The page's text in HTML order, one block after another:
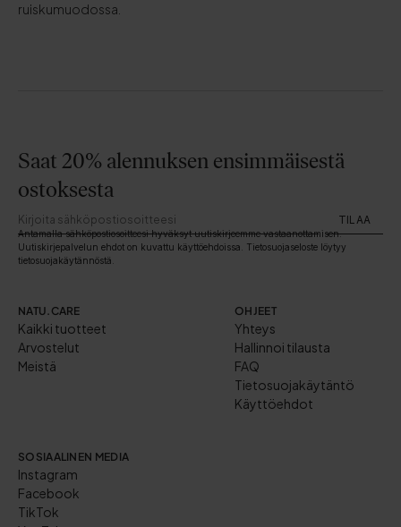
ruiskumuodossa.
NATU.CARE
Kaikki tuotteet
Arvostelut
Meistä
OHJEET
Yhteys
Hallinnoi tilausta
FAQ
Tietosuojakäytäntö
Käyttöehdot
SOSIAALINEN MEDIA
Instagram
Facebook
TikTok
Saat 20% alennuksen ensimmäisestä
ostoksesta
TILAA
Antamalla sähköpostiosoitteesi hyväksyt uutiskirjeemme vastaanottamisen.
Uutiskirjepalvelun ehdot on kuvattu käyttöehdoissa. Tietosuojaseloste löytyy
tietosuojakäytännöstä.